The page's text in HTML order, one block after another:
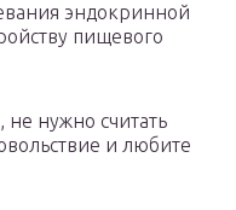
эндокринной
пищевого
нужно считать
и любите